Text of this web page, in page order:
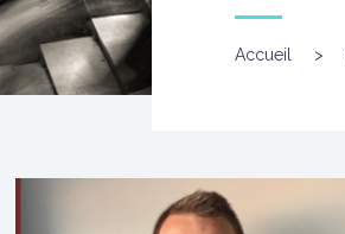
Accueil >